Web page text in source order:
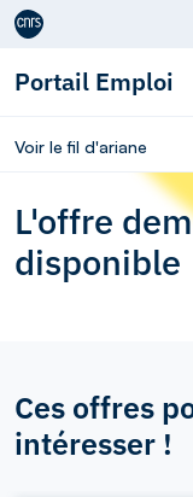
Aller au contenu
Portail Emploi
Voir le fil d'ariane
L'offre
disponible
Ces offres
intéresser !